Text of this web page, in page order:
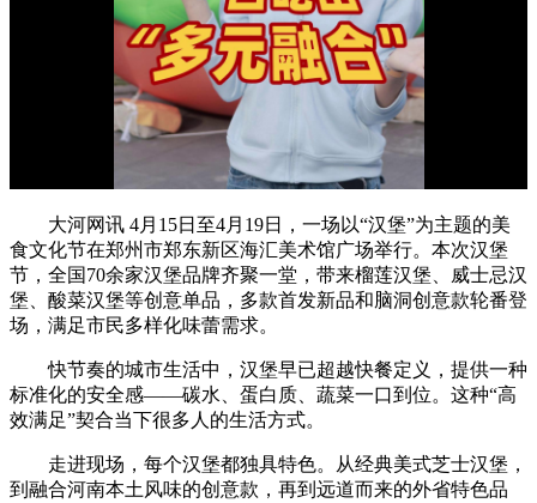
大河网讯 4月15日至4月19日，一场以“汉堡”为主题的美
食文化节在郑州市郑东新区海汇美术馆广场举行。本次汉堡
节，全国70余家汉堡品牌齐聚一堂，带来榴莲汉堡、威士忌汉
堡、酸菜汉堡等创意单品，多款首发新品和脑洞创意款轮番登
场，满足市民多样化味蕾需求。
快节奏的城市生活中，汉堡早已超越快餐定义，提供一种
标准化的安全感——碳水、蛋白质、蔬菜一口到位。这种“高
效满足”契合当下很多人的生活方式。
走进现场，每个汉堡都独具特色。从经典美式芝士汉堡，
到融合河南本土风味的创意款，再到远道而来的外省特色品